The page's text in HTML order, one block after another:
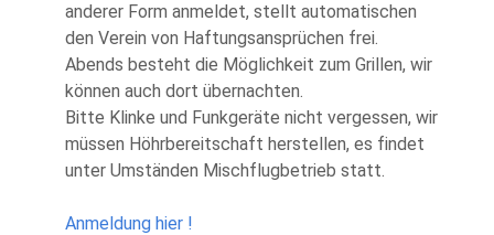
anderer Form anmeldet, stellt automatischen
den Verein von Haftungsansprüchen frei.
Abends besteht die Möglichkeit zum Grillen, wir
können auch dort übernachten.
Bitte Klinke und Funkgeräte nicht vergessen, wir
müssen Höhrbereitschaft herstellen, es findet
unter Umständen Mischflugbetrieb statt.
Anmeldung hier !